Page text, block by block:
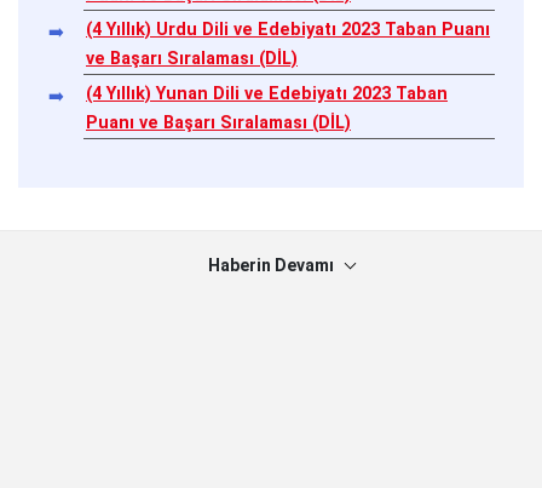
(4 Yıllık) Urdu Dili ve Edebiyatı 2023 Taban Puanı
ve Başarı Sıralaması (DİL)
(4 Yıllık) Yunan Dili ve Edebiyatı 2023 Taban
Puanı ve Başarı Sıralaması (DİL)
Haberin Devamı